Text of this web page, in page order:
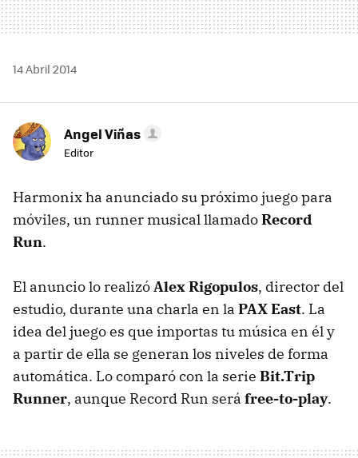
14 Abril 2014
Angel Viñas
Editor
Harmonix ha anunciado su próximo juego para
móviles, un runner musical llamadoRecord
Run.
El anuncio lo realizóAlex Rigopulos, director del
estudio, durante una charla en la PAX East. La
idea del juego es que importas tu música en él y
a partir de ella se generan los niveles de forma
automática. Lo comparó con la serie Bit.Trip
Runner, aunque Record Run será free-to-play.